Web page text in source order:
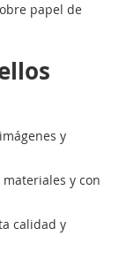
papel de
y
y con
calidad y